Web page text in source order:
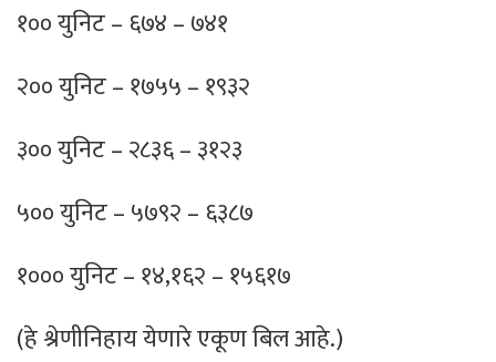
१०० युनिट – ६७४ – ७४१
२०० युनिट – १७५५ – १९३२
३०० युनिट – २८३६ – ३१२३
५०० युनिट – ५७९२ – ६३८७
१००० युनिट – १४,१६२ – १५६१७
(हे श्रेणीनिहाय येणारे एकूण बिल आहे.)